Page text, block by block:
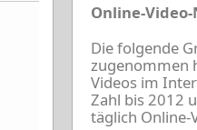
Online-
Die folgende
zugenommen
Videos im
Zahl bis 2012
täglich Online-